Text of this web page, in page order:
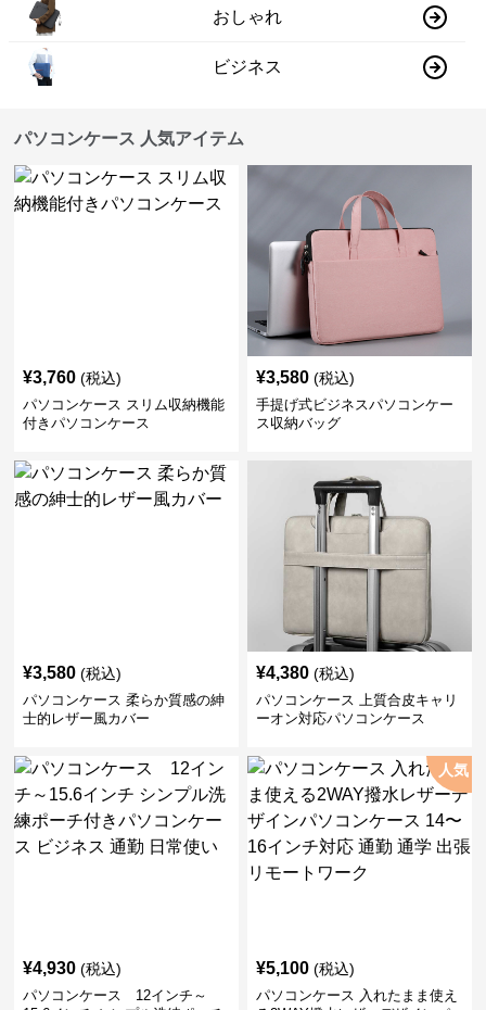
おしゃれ
ビジネス
パソコンケース 人気アイテム
¥3,760 (税込)
パソコンケース スリム収納機能
付きパソコンケース
¥3,580 (税込)
手提げ式ビジネスパソコンケー
ス収納バッグ
¥3,580 (税込)
パソコンケース 柔らか質感の紳
士的レザー風カバー
¥4,380 (税込)
パソコンケース 上質合皮キャリ
ーオン対応パソコンケース
¥4,930 (税込)
パソコンケース 12インチ～
人気
¥5,100 (税込)
パソコンケース 入れたまま使え